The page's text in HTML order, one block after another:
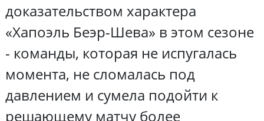
доказательством характера
«Хапоэль Беэр-Шева» в этом сезоне
- команды, которая не испугалась
момента, не сломалась под
давлением и сумела подойти к
решающему матчу более